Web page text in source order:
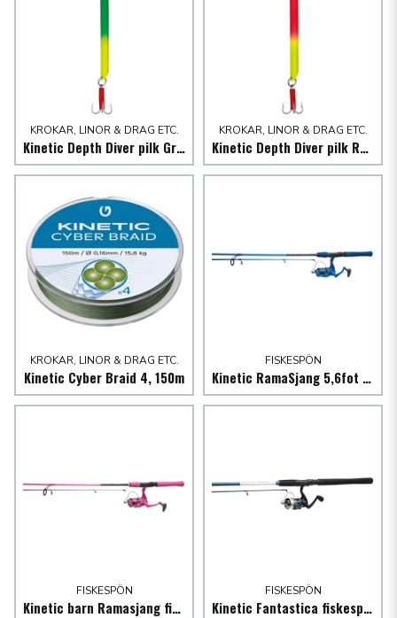
KROKAR, LINOR & DRAG ETC.
Kinetic Depth Diver pilk Grön/Gul
KROKAR, LINOR & DRAG ETC.
Kinetic Depth Diver pilk Röd/Gul
KROKAR, LINOR & DRAG ETC.
Kinetic Cyber Braid 4, 150m
FISKESPÖN
Kinetic RamaSjang 5,6fot fiskespö 5-24g med hjul blått
FISKESPÖN
Kinetic barn Ramasjang fiskespö combo med rulle
FISKESPÖN
Kinetic Fantastica fiskespö allround combo m/rulle